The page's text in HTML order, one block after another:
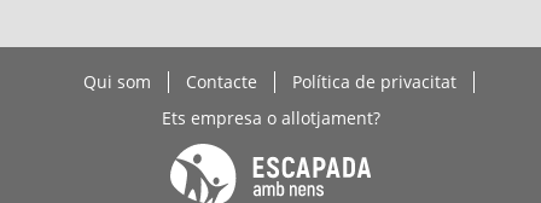
Qui som Contacte
Política de privacitat
Ets empresa o allotjament?